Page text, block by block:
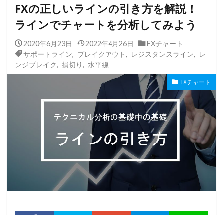
FXの正しいラインの引き方を解説！
ラインでチャートを分析してみよう
2020年6月23日 2022年4月26日
FXチャート
サポートライン
ブレイクアウト レジスタンスライン
レ
ンジブレイク
損切り 水平線
FXチャート